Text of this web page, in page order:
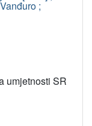
;
umjetnosti SR